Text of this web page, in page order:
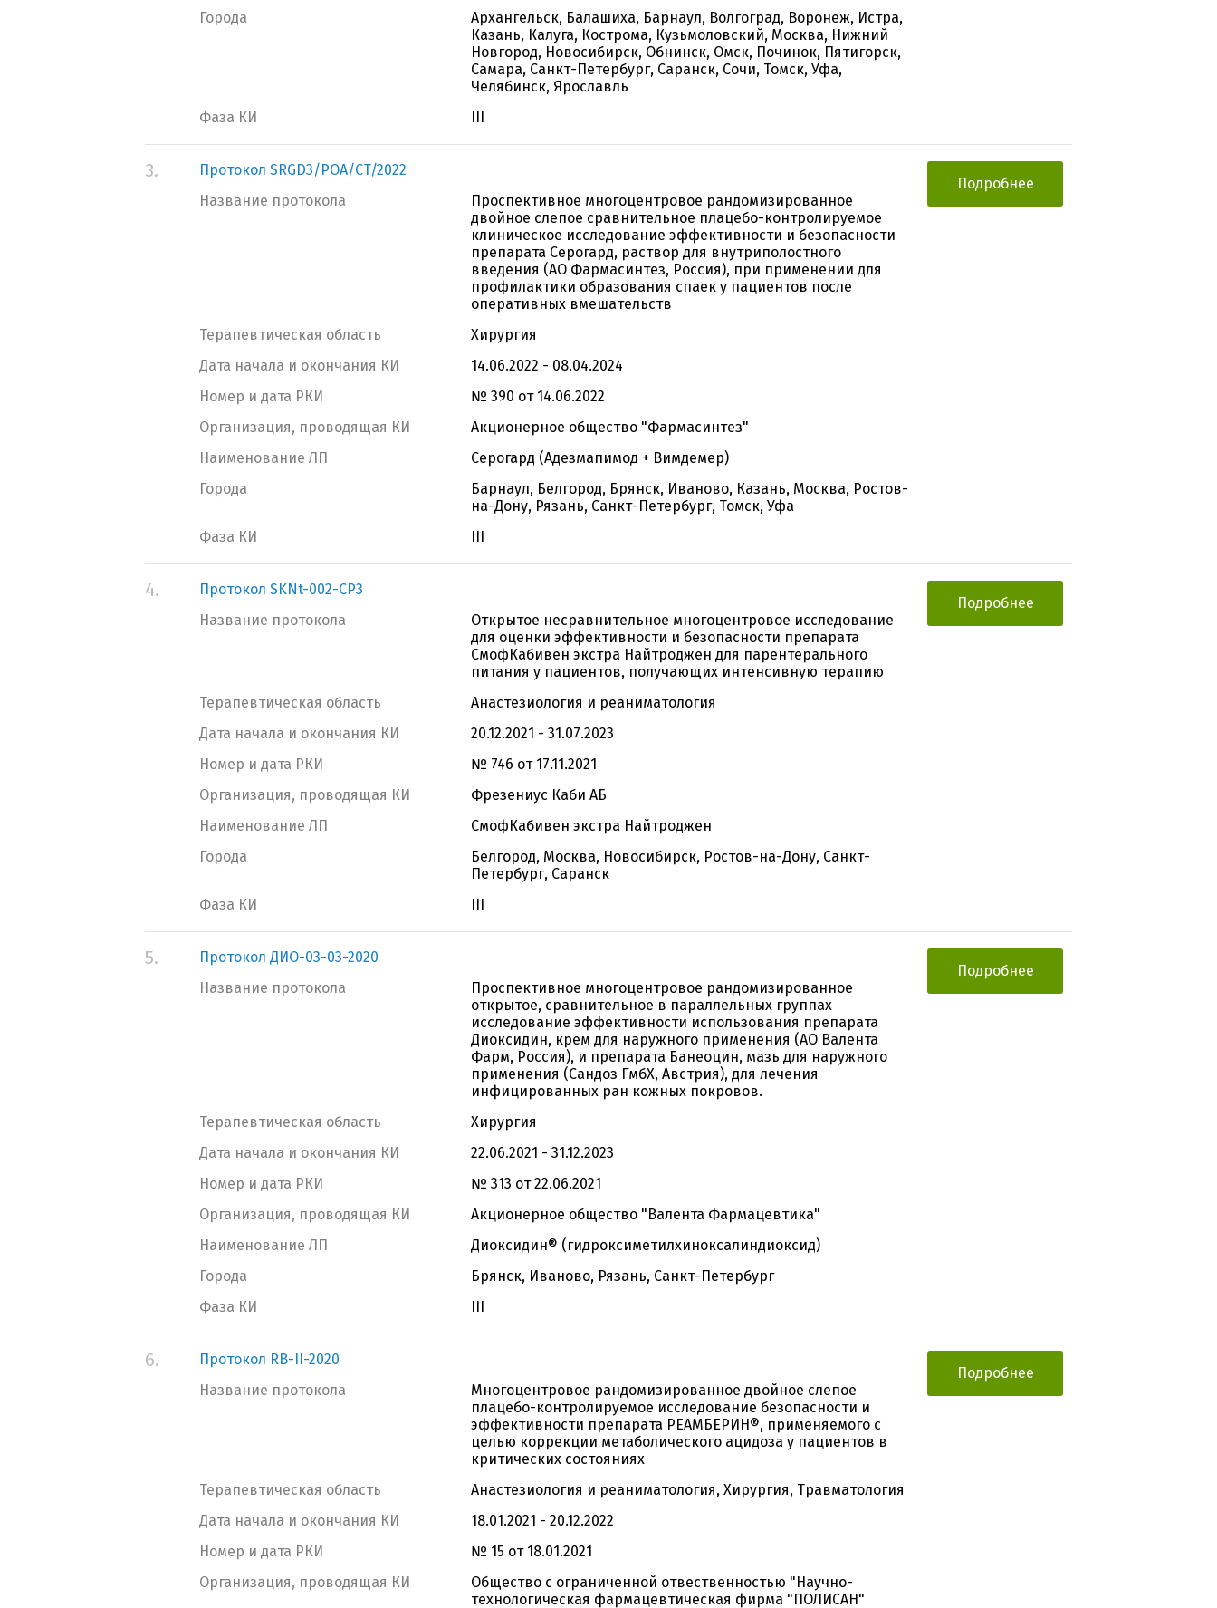
Города
Архангельск, Балашиха, Барнаул, Волгоград, Воронеж, Истра,
Казань, Калуга, Кострома, Кузьмоловский, Москва, Нижний
Новгород, Новосибирск, Обнинск, Омск, Починок, Пятигорск,
Самара, Санкт-Петербург, Саранск, Сочи, Томск, Уфа,
Челябинск, Ярославль
Фаза КИ
III
3.
Протокол SRGD3/POA/CT/2022
Название протокола
Проспективное многоцентровое рандомизированное
двойное слепое сравнительное плацебо-контролируемое
клиническое исследование эффективности и безопасности
препарата Серогард, раствор для внутриполостного
введения (АО Фармасинтез, Россия), при применении для
профилактики образования спаек у пациентов после
оперативных вмешательств
Терапевтическая область
Хирургия
Дата начала и окончания КИ
14.06.2022 - 08.04.2024
Номер и дата РКИ
№ 390 от 14.06.2022
Организация, проводящая КИ
Акционерное общество "Фармасинтез"
Наименование ЛП
Серогард (Адезмапимод + Вимдемер)
Города
Барнаул, Белгород, Брянск, Иваново, Казань, Москва, Ростов-
на-Дону, Рязань, Санкт-Петербург, Томск, Уфа
Фаза КИ
III
Подробнее
4.
Протокол SKNt-002-CP3
Название протокола
Открытое несравнительное многоцентровое исследование
для оценки эффективности и безопасности препарата
СмофКабивен экстра Найтроджен для парентерального
питания у пациентов, получающих интенсивную терапию
Терапевтическая область
Анастезиология и реаниматология
Дата начала и окончания КИ
20.12.2021 - 31.07.2023
Номер и дата РКИ
№ 746 от 17.11.2021
Организация, проводящая КИ
Фрезениус Каби АБ
Наименование ЛП
СмофКабивен экстра Найтроджен
Города
Белгород, Москва, Новосибирск, Ростов-на-Дону, Санкт-
Петербург, Саранск
Фаза КИ
III
Подробнее
5.
Протокол ДИО-03-03-2020
Название протокола
Проспективное многоцентровое рандомизированное
открытое, сравнительное в параллельных группах
исследование эффективности использования препарата
Диоксидин, крем для наружного применения (АО Валента
Фарм, Россия), и препарата Банеоцин, мазь для наружного
применения (Сандоз ГмбХ, Австрия), для лечения
инфицированных ран кожных покровов.
Терапевтическая область
Хирургия
Дата начала и окончания КИ
22.06.2021 - 31.12.2023
Номер и дата РКИ
№ 313 от 22.06.2021
Организация, проводящая КИ
Акционерное общество "Валента Фармацевтика"
Наименование ЛП
Диоксидин® (гидроксиметилхиноксалиндиоксид)
Города
Брянск, Иваново, Рязань, Санкт-Петербург
Фаза КИ
III
Подробнее
6.
Протокол RB-II-2020
Название протокола
Многоцентровое рандомизированное двойное слепое
плацебо-контролируемое исследование безопасности и
эффективности препарата РЕАМБЕРИН®, применяемого с
целью коррекции метаболического ацидоза у пациентов в
критических состояниях
Терапевтическая область
Анастезиология и реаниматология, Хирургия, Травматология
Дата начала и окончания КИ
18.01.2021 - 20.12.2022
Номер и дата РКИ
№ 15 от 18.01.2021
Организация, проводящая КИ
Общество с ограниченной отвественностью "Научно-
технологическая фармацевтическая фирма "ПОЛИСАН"
Подробнее